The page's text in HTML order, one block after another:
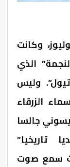
وكانت
الذي
وليس
الزرقاء
جالسا
تاريخيا”
سمع صوت